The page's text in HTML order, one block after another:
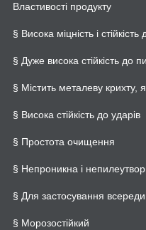
Властивості продукту
§ Висока міцність і
§ Дуже висока стійкість до
§ Містить металеву крихту,
§ Висока стійкість до ударів
§ Простота очищення
§ Непроникна і
§ Для застосування
§ Морозостійкий